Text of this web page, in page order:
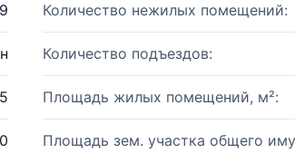
Количество нежилых помещений:
Количество подъездов:
5 Площадь жилых помещений, м²:
0 Площадь зем. участка общего